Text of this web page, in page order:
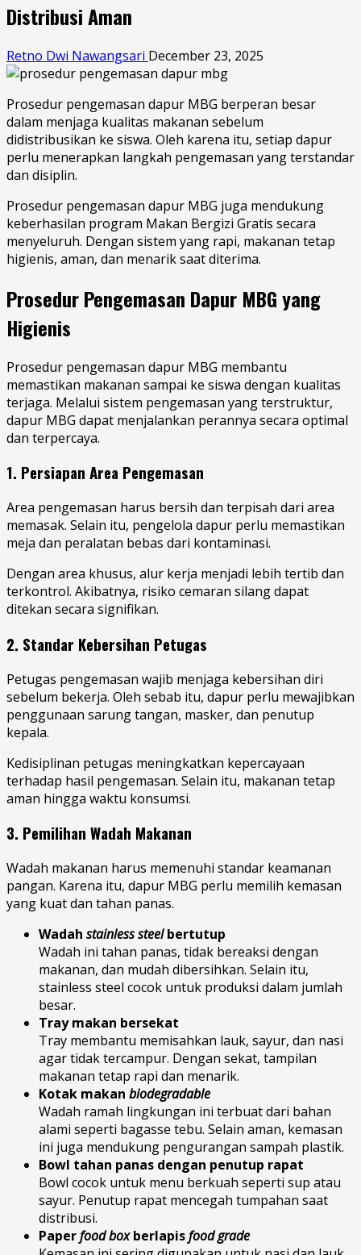
Distribusi Aman
Retno Dwi Nawangsari December 23, 2025
Prosedur pengemasan dapur MBG berperan besar
dalam menjaga kualitas makanan sebelum
didistribusikan ke siswa. Oleh karena itu, setiap dapur
perlu menerapkan langkah pengemasan yang terstandar
dan disiplin.
Prosedur pengemasan dapur MBG juga mendukung
keberhasilan program Makan Bergizi Gratis secara
menyeluruh. Dengan sistem yang rapi, makanan tetap
higienis, aman, dan menarik saat diterima.
Prosedur Pengemasan Dapur MBG yang
Higienis
Prosedur pengemasan dapur MBG membantu
memastikan makanan sampai ke siswa dengan kualitas
terjaga. Melalui sistem pengemasan yang terstruktur,
dapur MBG dapat menjalankan perannya secara optimal
dan terpercaya.
1. Persiapan Area Pengemasan
Area pengemasan harus bersih dan terpisah dari area
memasak. Selain itu, pengelola dapur perlu memastikan
meja dan peralatan bebas dari kontaminasi.
Dengan area khusus, alur kerja menjadi lebih tertib dan
terkontrol. Akibatnya, risiko cemaran silang dapat
ditekan secara signifikan.
2. Standar Kebersihan Petugas
Petugas pengemasan wajib menjaga kebersihan diri
sebelum bekerja. Oleh sebab itu, dapur perlu mewajibkan
penggunaan sarung tangan, masker, dan penutup
kepala.
Kedisiplinan petugas meningkatkan kepercayaan
terhadap hasil pengemasan. Selain itu, makanan tetap
aman hingga waktu konsumsi.
3. Pemilihan Wadah Makanan
Wadah makanan harus memenuhi standar keamanan
pangan. Karena itu, dapur MBG perlu memilih kemasan
yang kuat dan tahan panas.
Wadah stainless steelbertutup
Wadah ini tahan panas, tidak bereaksi dengan
makanan, dan mudah dibersihkan. Selain itu,
stainless steel cocok untuk produksi dalam jumlah
besar.
Tray makan bersekat
Tray membantu memisahkan lauk, sayur, dan nasi
agar tidak tercampur. Dengan sekat, tampilan
makanan tetap rapi dan menarik.
Kotak makan biodegradable
Wadah ramah lingkungan ini terbuat dari bahan
alami seperti bagasse tebu. Selain aman, kemasan
ini juga mendukung pengurangan sampah plastik.
Bowl tahan panas dengan penutup rapat
Bowl cocok untuk menu berkuah seperti sup atau
sayur. Penutup rapat mencegah tumpahan saat
distribusi.
Paperfood boxberlapisfood grade